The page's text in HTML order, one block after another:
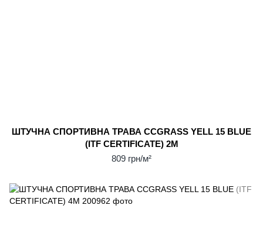
ШТУЧНА СПОРТИВНА ТРАВА CCGRASS YELL 15 BLUE
(ITF CERTIFICATE) 2М
809 грн/м²